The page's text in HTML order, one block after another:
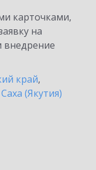
карточками,
на
внедрение
край,
(Якутия)